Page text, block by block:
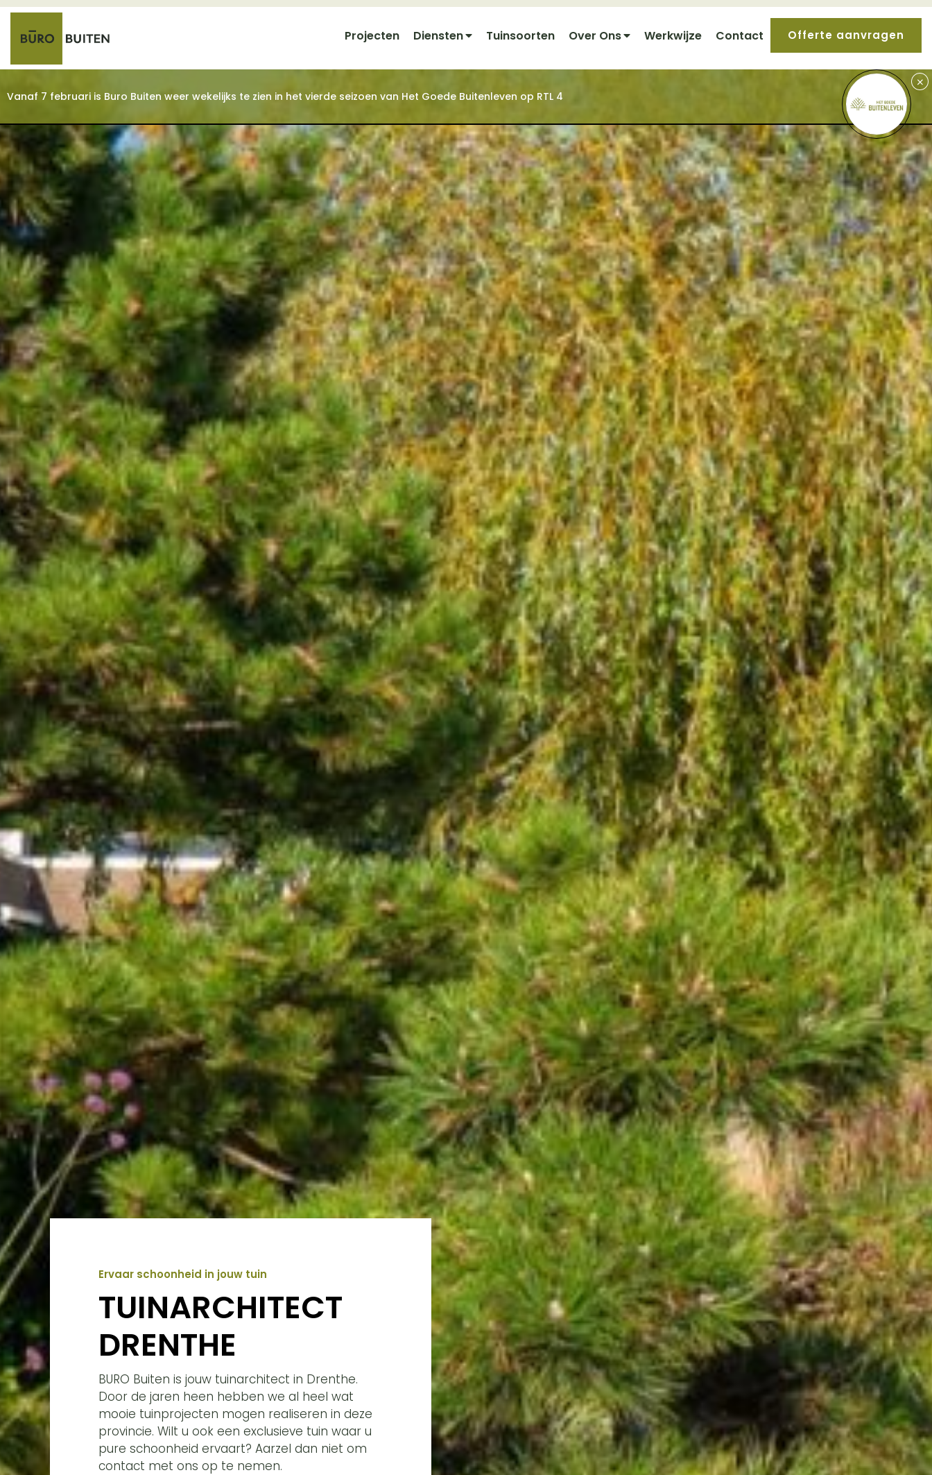
Projecten Diensten Tuinsoorten Over Ons Werkwijze Contact Offerte aanvragen
Vanaf 7 februari is Buro Buiten weer wekelijks te zien in het vierde seizoen van Het Goede Buitenleven op RTL 4
+
Ervaar schoonheid in jouw tuin
TUINARCHITECT
DRENTHE
BURO Buiten is jouw tuinarchitect in Drenthe.
Door de jaren heen hebben we al heel wat
mooie tuinprojecten mogen realiseren in deze
provincie. Wilt u ook een exclusieve tuin waar u
pure schoonheid ervaart? Aarzel dan niet om
contact met ons op te nemen.